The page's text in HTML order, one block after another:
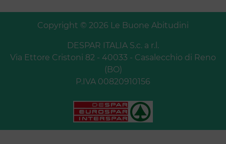
Copyright © 2026 Le Buone Abitudini
DESPAR ITALIA S.c. a r.l.
Via Ettore Cristoni 82 - 40033 - Casalecchio di Reno
(BO)
P.IVA 00820910156